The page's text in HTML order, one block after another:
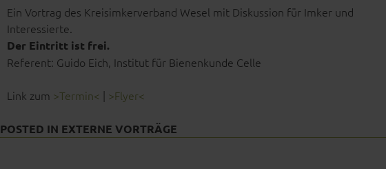
Ein Vortrag des Kreisimkerverband Wesel mit Diskussion für Imker und
Interessierte.
Der Eintritt ist frei.
Referent: Guido Eich, Institut für Bienenkunde Celle
Link zum >Termin< | >Flyer<
POSTED IN EXTERNE VORTRÄGE